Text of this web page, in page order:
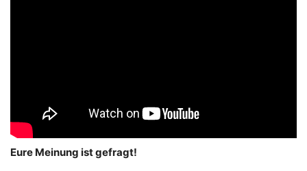
Eure Meinung ist gefragt!